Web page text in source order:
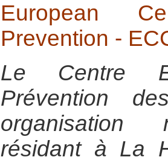
European
Prevention -
Le Centre
Prévention
organisation
résidant à La